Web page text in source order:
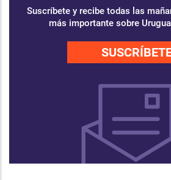
Suscríbete y recibe todas las
más importante sobre